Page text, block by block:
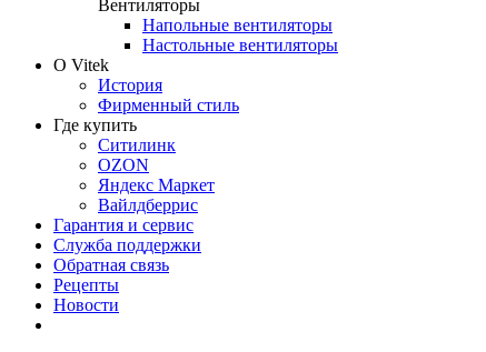
Вентиляторы
Напольные вентиляторы
Настольные вентиляторы
О Vitek
История
Фирменный стиль
Где купить
Ситилинк
OZON
Яндекс Маркет
Вайлдберрис
Гарантия и сервис
Служба поддержки
Обратная связь
Рецепты
Новости